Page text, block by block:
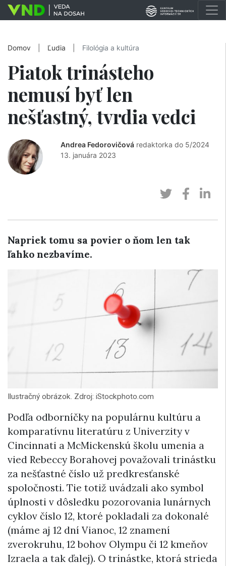
Domov Ľudia Filológia a kultúra
Piatok trinásteho
nemusí byť len
nešťastný, tvrdia vedci
Andrea Fedorovičová redaktorka do 5/2024
13. januára 2023
Napriek tomu sa povier o ňom len tak
ľahko nezbavíme.
Ilustračný obrázok. Zdroj: iStockphoto.com
Podľa odborníčky na populárnu kultúru a
komparatívnu literatúru z Univerzity v
Cincinnati a McMickenskú školu umenia a
vied Rebeccy Borahovej považovali trinástku
za nešťastné číslo už predkresťanské
spoločnosti. Tie totiž uvádzali ako symbol
úplnosti v dôsledku pozorovania lunárnych
cyklov číslo 12, ktoré pokladali za dokonalé
(máme aj 12 dní Vianoc, 12 znamení
zverokruhu, 12 bohov Olympu či 12 kmeňov
Izraela a tak ďalej). O trinástke, ktorá strieda